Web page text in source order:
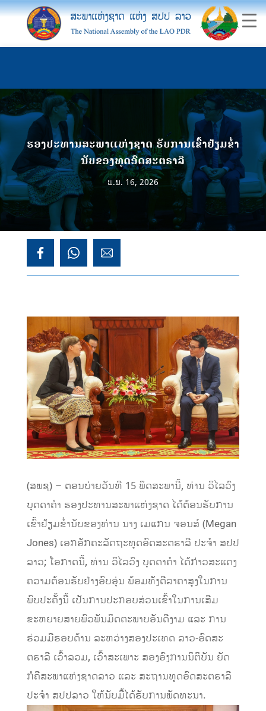
ຮອງປະທານສະພາແຫ່ງຊາດ ຮັບການເຂົ້າຢ້ຽມຂໍ່າ
ນັບຂອງທູດອົດສະຕຣາລີ
ພ.ພ. 16, 2026
(ສພຊ) – ຕອນບ່າຍວັນທີ 15 ພຶດສະພານີ້, ທ່ານ ວິໄລວົງ
ບຸດດາຄໍາ ຮອງປະທານສະພາແຫ່ງຊາດ ໄດ້ຕ້ອນຮັບການ
ເຂົ້າຢ້ຽມຂໍ່ານັບຂອງທ່ານ ນາງ ເມແກນ ຈອນສ໌ (Megan
Jones) ເອກອັກຄະລັດຖະທູດອົດສະຕຣາລີ ປະຈໍາ ສປປ
ລາວ; ໂອກາດນີ້, ທ່ານ ວິໄລວົງ ບຸດດາຄໍາ ໄດ້ກ່າວສະແດງ
ຄວາມຕ້ອນຮັບຢ່າງອົບອຸ່ນ ພ້ອມທັງຕີລາຄາສູງໃນການ
ພົບປະຄັ້ງນີ້ ເປັນການປະກອບສ່ວນເຂົ້າໃນການເສີມ
ຂະຫຍາຍສາຍພົວພັນມິດຕະພາບອັນດີງາມ ແລະ ການ
ຮ່ວມມືຮອບດ້ານ ລະຫວ່າງສອງປະເທດ ລາວ-ອົດສະ
ຕຣາລີ ເວົ້າລວມ, ເວົ້າສະເພາະ ສອງອົງການນິຕິບັນ ຍັດ
ກໍຄືສະພາແຫ່ງຊາດລາວ ແລະ ສະຖານທູດອົດສະຕຣາລີ
ປະຈໍາ ສປປລາວ ໃຫ້ນັບມື້ໄດ້ຮັບການພັດທະນາ.